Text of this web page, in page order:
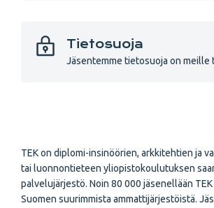
Tietosuoja
Jäsentemme tietosuoja on meille
TEK on diplomi-insinöörien, arkkitehtien ja
tai luonnontieteen yliopistokoulutuksen
palvelujärjestö. Noin 80 000 jäsenellään TEK
Suomen suurimmista ammattijärjestöistä.